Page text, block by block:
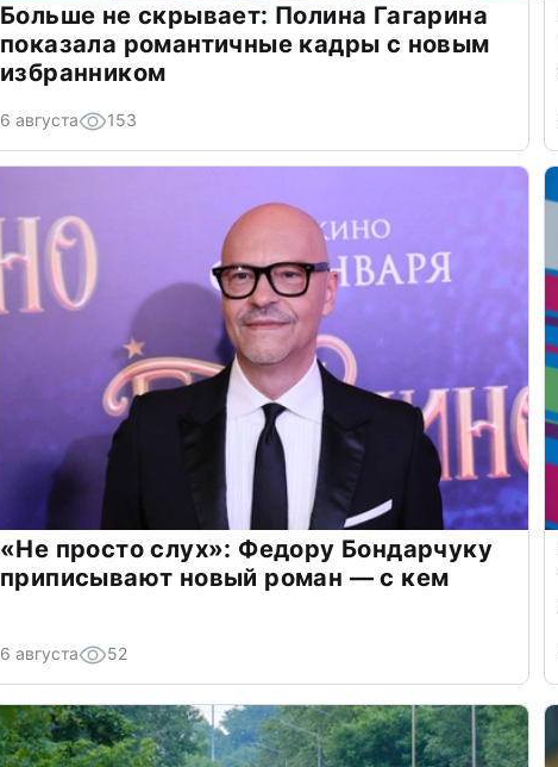
Больше не скрывает: Полина Гагарина
показала романтичные кадры с новым
избранником
6 августа 153
«Не просто слух»: Федору Бондарчуку
приписывают новый роман — с кем
6 августа 52